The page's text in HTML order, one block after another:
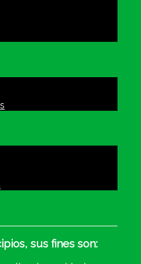
sus fines son: